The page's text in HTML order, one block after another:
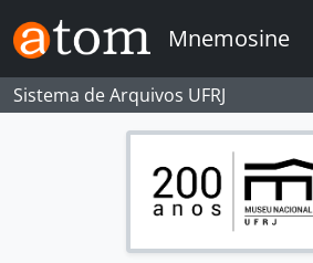
Skip to main content
Mnemosine
Sistema de Arquivos UFRJ